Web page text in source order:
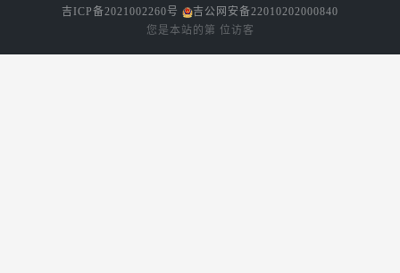
吉ICP备2021002260号
吉公网安备22010202000840
您是本站的第 位访客